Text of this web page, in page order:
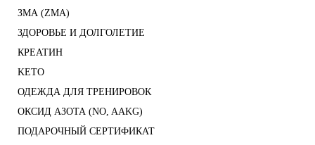
ЗМА (ZMA)
ЗДОРОВЬЕ И ДОЛГОЛЕТИЕ
КРЕАТИН
KETO
ОДЕЖДА ДЛЯ ТРЕНИРОВОК
ОКСИД АЗОТА (NO, AAKG)
ПОДАРОЧНЫЙ СЕРТИФИКАТ